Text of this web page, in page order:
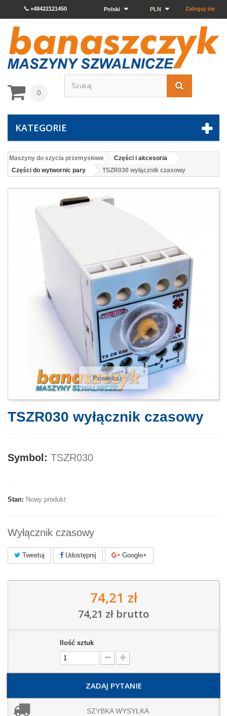
Zaloguj się
PLN
Polski
+48422121450
0
KATEGORIE
Maszyny do szycia przemysłowe
Części i akcesoria
Części do wytwornic pary
TSZR030 wyłącznik czasowy
Powiększ
TSZR030 wyłącznik czasowy
Symbol: TSZR030
Stan: Nowy produkt
Wyłącznik czasowy
Tweetuj Udostępnij Google+
74,21 zł
74,21 zł brutto
Ilość sztuk
ZADAJ PYTANIE
SZYBKA WYSYŁKA